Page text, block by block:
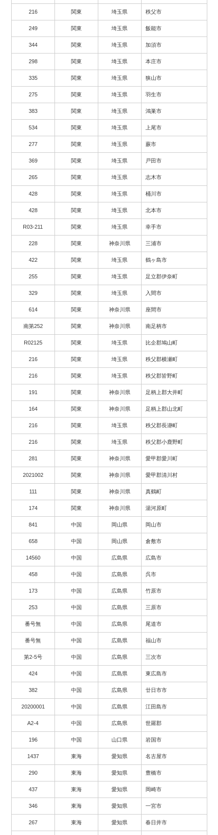
216 関東 埼玉県 秩父市
249 関東 埼玉県 飯能市
344 関東 埼玉県 加須市
298 関東 埼玉県 本庄市
335 関東 埼玉県 狭山市
275 関東 埼玉県 羽生市
383 関東 埼玉県 鴻巣市
534 関東 埼玉県 上尾市
277 関東 埼玉県 蕨市
369 関東 埼玉県 戸田市
265 関東 埼玉県 志木市
428 関東 埼玉県 桶川市
428 関東 埼玉県 北本市
R03-211 関東 埼玉県 幸手市
228 関東 神奈川県 三浦市
422 関東 埼玉県 鶴ヶ島市
255 関東 埼玉県 足立郡伊奈町
329 関東 埼玉県 入間市
614 関東 神奈川県 座間市
南第252 関東 神奈川県 南足柄市
R02125 関東 埼玉県 比企郡鳩山町
216 関東 埼玉県 秩父郡横瀬町
216 関東 埼玉県 秩父郡皆野町
191 関東 神奈川県 足柄上郡大井町
164 関東 神奈川県 足柄上郡山北町
216 関東 埼玉県 秩父郡長瀞町
216 関東 埼玉県 秩父郡小鹿野町
281 関東 神奈川県 愛甲郡愛川町
2021002 関東 神奈川県 愛甲郡清川村
111 関東 神奈川県 真鶴町
174 関東 神奈川県 湯河原町
841 中国 岡山県 岡山市
658 中国 岡山県 倉敷市
14560 中国 広島県 広島市
458 中国 広島県 呉市
173 中国 広島県 竹原市
253 中国 広島県 三原市
番号無 中国 広島県 尾道市
番号無 中国 広島県 福山市
第2-5号 中国 広島県 三次市
424 中国 広島県 東広島市
382 中国 広島県 廿日市市
20200001 中国 広島県 江田島市
A2-4 中国 広島県 世羅郡
196 中国 山口県 岩国市
1437 東海 愛知県 名古屋市
290 東海 愛知県 豊橋市
437 東海 愛知県 岡崎市
346 東海 愛知県 一宮市
267 東海 愛知県 春日井市